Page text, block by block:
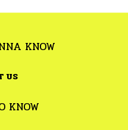
KNOW
US
KNOW